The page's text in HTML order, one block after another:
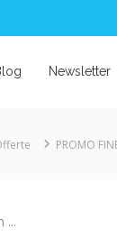
Newsletter
PROMO